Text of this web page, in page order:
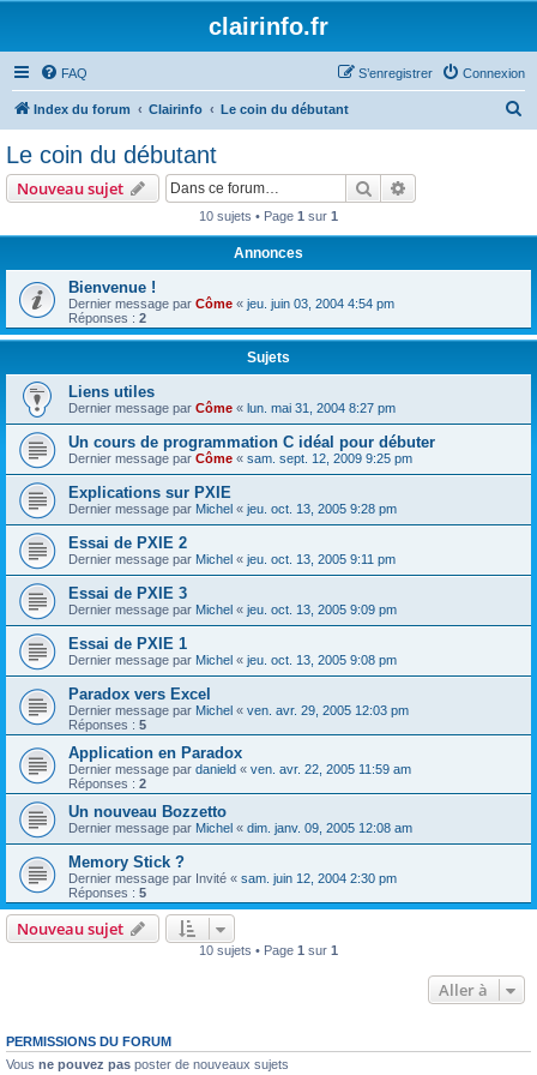
clairinfo.fr
FAQ Connexion
S’enregistrer
Index du forum Clairinfo Le coin du débutant
e
Le coin du débutant
Nouveau sujet Rechercher
10 sujets • Page 1 sur 1
Annonces
Bienvenue !
Dernier message par Côme « jeu. juin 03, 2004 4:54 pm
Réponses : 2
Sujets
Liens utiles
Dernier message par Côme « lun. mai 31, 2004 8:27 pm
Un cours de programmation C idéal pour débuter
Dernier message par Côme « sam. sept. 12, 2009 9:25 pm
Explications sur PXIE
Dernier message par Michel « jeu. oct. 13, 2005 9:28 pm
Essai de PXIE 2
Dernier message par Michel « jeu. oct. 13, 2005 9:11 pm
Essai de PXIE 3
Dernier message par Michel « jeu. oct. 13, 2005 9:09 pm
Essai de PXIE 1
Dernier message par Michel « jeu. oct. 13, 2005 9:08 pm
Paradox vers Excel
Dernier message par Michel « ven. avr. 29, 2005 12:03 pm
Réponses : 5
Application en Paradox
Dernier message par danield « ven. avr. 22, 2005 11:59 am
Réponses : 2
Un nouveau Bozzetto
Dernier message par Michel « dim. janv. 09, 2005 12:08 am
Memory Stick ?
Dernier message par Invité « sam. juin 12, 2004 2:30 pm
Réponses : 5
Nouveau sujet
10 sujets • Page 1 sur 1
Aller à
PERMISSIONS DU FORUM
Vous ne pouvez pas poster de nouveaux sujets